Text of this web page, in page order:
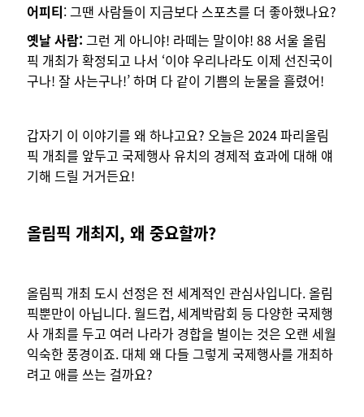
어피티: 그땐 사람들이 지금보다 스포츠를 더 좋아했나요?
옛날 사람: 그런 게 아니야! 라떼는 말이야! 88 서울 올림
픽 개최가 확정되고 나서 ‘이야 우리나라도 이제 선진국이
구나! 잘 사는구나!’ 하며 다 같이 기쁨의 눈물을 흘렸어!
갑자기 이 이야기를 왜 하냐고요? 오늘은 2024 파리올림
픽 개최를 앞두고 국제행사 유치의 경제적 효과에 대해 얘
기해 드릴 거거든요!
올림픽 개최지, 왜 중요할까?
올림픽 개최 도시 선정은 전 세계적인 관심사입니다. 올림
픽뿐만이 아닙니다. 월드컵, 세계박람회 등 다양한 국제행
사 개최를 두고 여러 나라가 경합을 벌이는 것은 오랜 세월
익숙한 풍경이죠. 대체 왜 다들 그렇게 국제행사를 개최하
려고 애를 쓰는 걸까요?